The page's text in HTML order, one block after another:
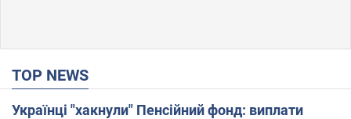
TOP NEWS
Українці "хакнули" Пенсійний фонд: виплати